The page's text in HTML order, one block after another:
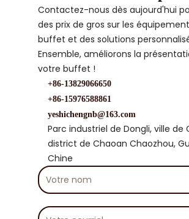
Contactez-nous dès aujourd'hui
des prix de gros sur les
buffet et des solutions
Ensemble, améliorons la
votre buffet !
+86-13829066650
+86-15976588861
yeshichengnb@163.com
Parc industriel de Dongli, ville de
district de Chaoan Chaozhou,
Chine
Votre
nom
Votre